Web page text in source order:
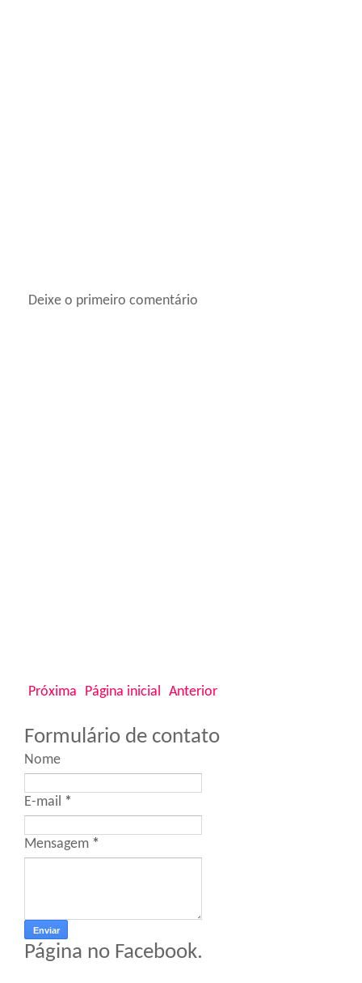
Deixe o primeiro comentário
Próxima Anterior
Página inicial
Formulário de contato
Nome
E-mail *
Mensagem *
Página no Facebook.